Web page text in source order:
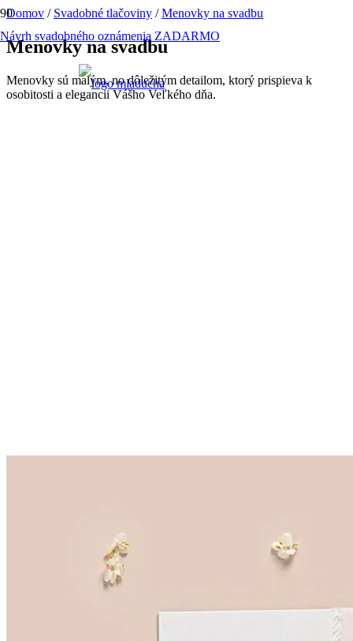
Návrh svadobného oznámenia ZADARMO
Domov / Svadobné tlačoviny / Menovky na svadbu
Menovky na svadbu
Menovky sú malým, no dôležitým detailom, ktorý prispieva k
osobitosti a elegancii Vášho Veľkého dňa.